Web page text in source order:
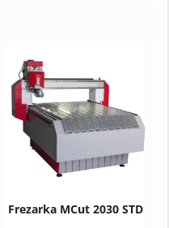
Frezarka MCut 2030 STD